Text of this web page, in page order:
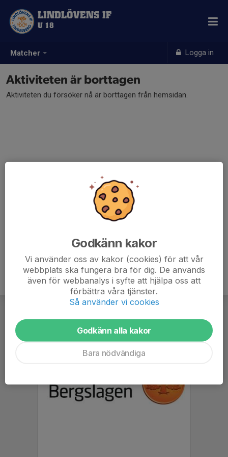
Matcher Logga in
LINDLÖVENS IF
U 18
Aktiviteten är borttagen
Aktiviteten du försöker nå är borttagen från hemsidan.
Godkänn kakor
Vi använder oss av kakor (cookies) för att vår
webbplats ska fungera bra för dig. De används
även för webbanalys i syfte att hjälpa oss att
förbättra våra tjänster.
Så använder vi cookies
Godkänn alla kakor
Bara nödvändiga